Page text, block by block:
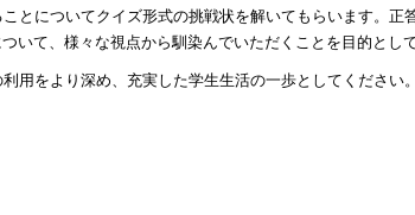
についてクイズ形式の挑戦状を解いてもらいます。
て、様々な視点から馴染んでいただくことを目的として
用をより深め、充実した学生生活の一歩としてください。